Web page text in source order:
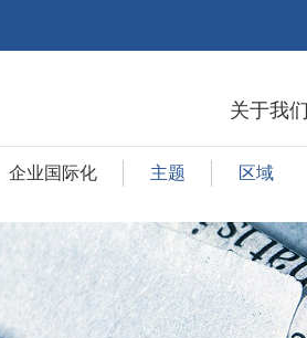
关于我
企业国际化 主题 区域